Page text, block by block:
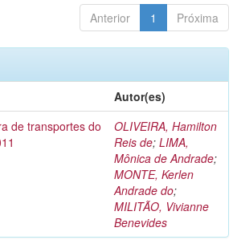
Anterior 1 Próxima
Autor(es)
de transportes do
OLIVEIRA, Hamilton
Reis de; LIMA,
Mônica de Andrade;
MONTE, Kerlen
Andrade do;
MILITÃO, Vivianne
Benevides